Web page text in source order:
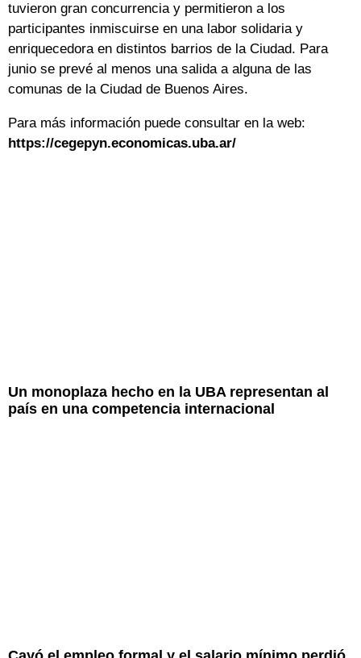
tuvieron gran concurrencia y permitieron a los
participantes inmiscuirse en una labor solidaria y
enriquecedora en distintos barrios de la Ciudad. Para
junio se prevé al menos una salida a alguna de las
comunas de la Ciudad de Buenos Aires.
Para más información puede consultar en la web:
https://cegepyn.economicas.uba.ar/
Un monoplaza hecho en la UBA representan al
país en una competencia internacional